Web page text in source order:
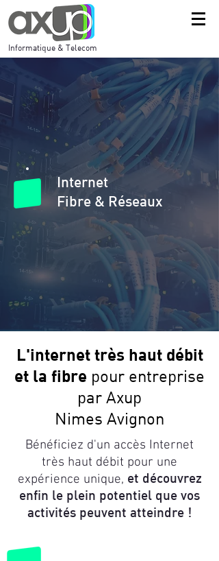
Informatique & Telecom
Internet
Fibre & Réseaux
L'internet très haut débit
et la fibre pour entreprise
par Axup
Nimes Avignon
Bénéficiez d'un accès Internet
très haut débit pour une
expérience unique, et découvrez
enfin le plein potentiel que vos
activités peuvent atteindre !